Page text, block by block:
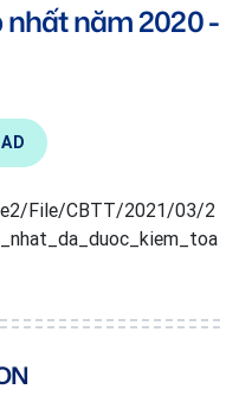
năm 2020 -
File/CBTT/2021/03/2